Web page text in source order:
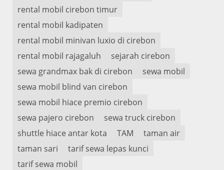
rental mobil cirebon timur
rental mobil kadipaten
rental mobil minivan luxio di cirebon
rental mobil rajagaluh
sejarah cirebon
sewa grandmax bak di cirebon
sewa mobil
sewa mobil blind van cirebon
sewa mobil hiace premio cirebon
sewa pajero cirebon
sewa truck cirebon
shuttle hiace antar kota
TAM
taman air
taman sari
tarif sewa lepas kunci
tarif sewa mobil